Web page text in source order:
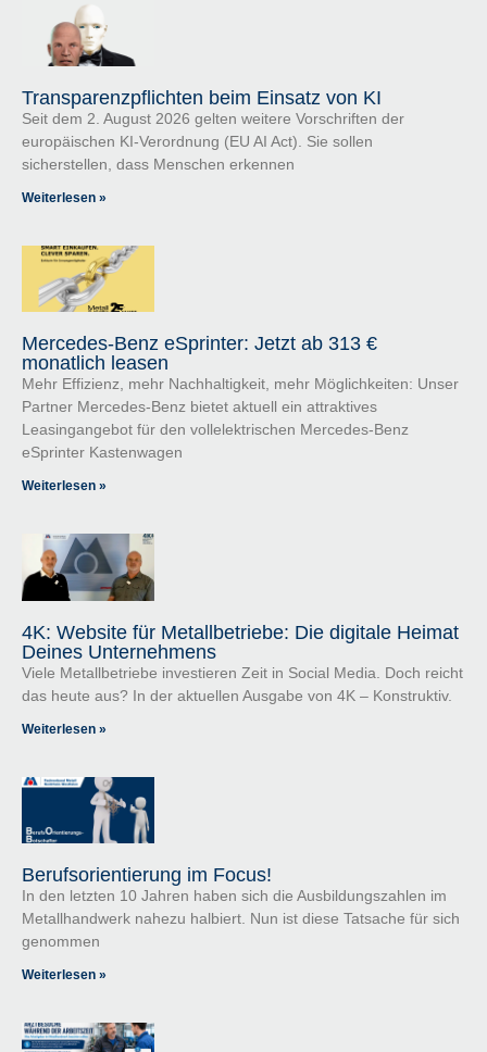
Transparenzpflichten beim Einsatz von KI
Seit dem 2. August 2026 gelten weitere Vorschriften der
europäischen KI-Verordnung (EU AI Act). Sie sollen
sicherstellen, dass Menschen erkennen
Weiterlesen »
Mercedes-Benz eSprinter: Jetzt ab 313 €
monatlich leasen
Mehr Effizienz, mehr Nachhaltigkeit, mehr Möglichkeiten: Unser
Partner Mercedes-Benz bietet aktuell ein attraktives
Leasingangebot für den vollelektrischen Mercedes-Benz
eSprinter Kastenwagen
Weiterlesen »
4K: Website für Metallbetriebe: Die digitale Heimat
Deines Unternehmens
Viele Metallbetriebe investieren Zeit in Social Media. Doch reicht
das heute aus? In der aktuellen Ausgabe von 4K – Konstruktiv.
Weiterlesen »
Berufsorientierung im Focus!
In den letzten 10 Jahren haben sich die Ausbildungszahlen im
Metallhandwerk nahezu halbiert. Nun ist diese Tatsache für sich
genommen
Weiterlesen »